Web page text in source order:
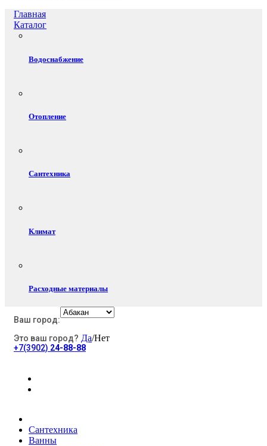
Главная
Каталог
Водоснабжение
Отопление
Сантехника
Климат
Расходные материалы
Электротовары
Ваш город:
Это ваш город? Да/Нет
+7(3902) 24-88-88
Сантехника
Ванны